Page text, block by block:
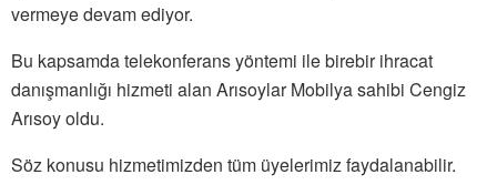
vermeye devam ediyor.
Bu kapsamda telekonferans yöntemi ile birebir ihracat
danışmanlığı hizmeti alan Arısoylar Mobilya sahibi Cengiz
Arısoy oldu.
Söz konusu hizmetimizden tüm üyelerimiz faydalanabilir.